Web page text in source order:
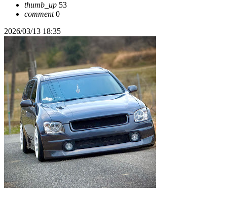
thumb_up 53
comment0
2026/03/13 18:35